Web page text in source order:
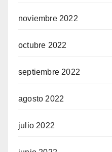
noviembre 2022
octubre 2022
septiembre 2022
agosto 2022
julio 2022